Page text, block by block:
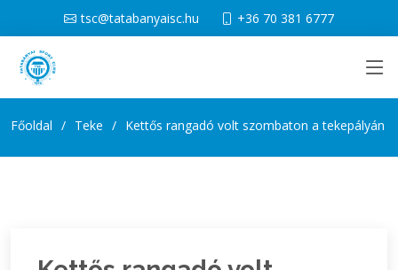
tsc@tatabanyaisc.hu +36 70 381 6777
Főoldal Teke Kettős rangadó volt szombaton a tekepályán